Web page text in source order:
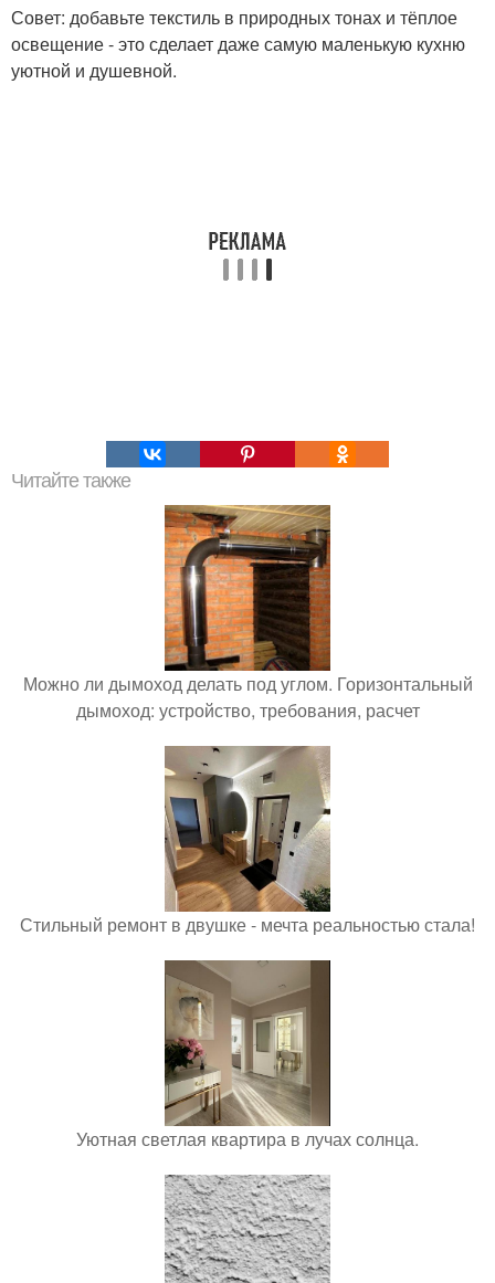
Совет: добавьте текстиль в природных тонах и тёплое
освещение - это сделает даже самую маленькую кухню
уютной и душевной.
Читайте также
Можно ли дымоход делать под углом. Горизонтальный
дымоход: устройство, требования, расчет
Стильный ремонт в двушке - мечта реальностью стала!
Уютная светлая квартира в лучах солнца.